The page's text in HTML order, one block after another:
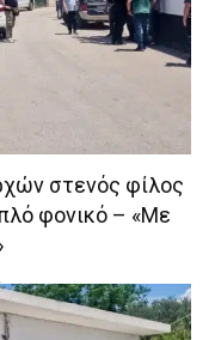
στενός φίλος
φονικό – «Με